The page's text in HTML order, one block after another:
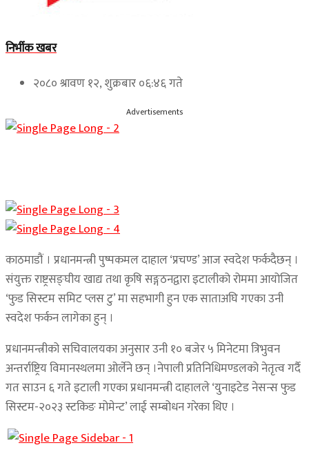
निर्भीक खबर
२०८० श्रावण १२, शुक्रबार ०६:४६ गते
Advertisements
काठमाडौं । प्रधानमन्त्री पुष्पकमल दाहाल ‘प्रचण्ड’ आज स्वदेश फर्कदैछन् ।
संयुक्त राष्ट्रसङ्घीय खाद्य तथा कृषि सङ्गठनद्वारा इटालीको रोममा आयोजित
‘फुड सिस्टम समिट प्लस टु’ मा सहभागी हुन एक साताअघि गएका उनी
स्वदेश फर्कन लागेका हुन् ।
प्रधानमन्त्रीको सचिवालयका अनुसार उनी १० बजेर ५ मिनेटमा त्रिभुवन
अन्तर्राष्ट्रिय विमानस्थलमा ओर्लेने छन् ।नेपाली प्रतिनिधिमण्डलको नेतृत्व गर्दै
गत साउन ६ गते इटाली गएका प्रधानमन्त्री दाहालले ‘युनाइटेड नेसन्स फुड
सिस्टम-२०२३ स्टकिङ मोमेन्ट’ लाई सम्बोधन गरेका थिए ।